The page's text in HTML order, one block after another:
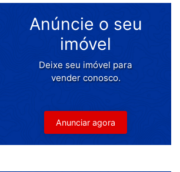
Anúncie o seu
imóvel
Deixe seu imóvel para
vender conosco.
Anunciar agora